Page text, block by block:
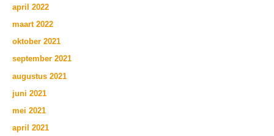
april 2022
maart 2022
oktober 2021
september 2021
augustus 2021
juni 2021
mei 2021
april 2021